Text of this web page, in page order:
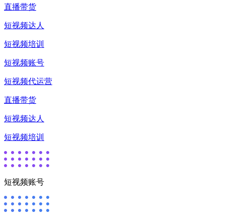
直播带货
短视频达人
短视频培训
短视频账号
短视频代运营
直播带货
短视频达人
短视频培训
短视频账号